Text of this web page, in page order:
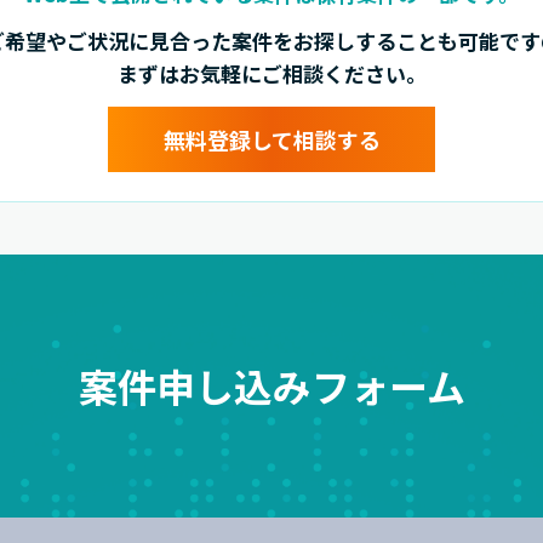
望やご状況に見合った案件をお探しすることも可能で
まずはお気軽にご相談ください。
無料登録して相談する
案件申し込みフォーム